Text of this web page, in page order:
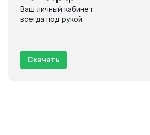
Ваш личный кабинет
всегда под рукой
Скачать